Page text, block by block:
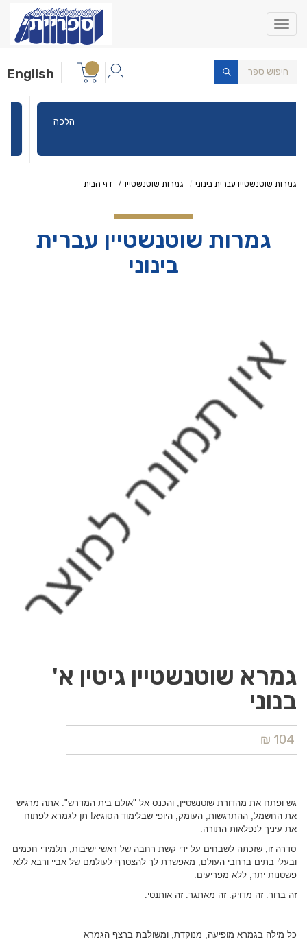
Toggle
navigation
English
הלכה
דף הבית גמרות שוטנשטיין גמרות שוטנשטיין עברית בינוני
גמרות שוטנשטיין עברית
בינוני
גמרא שוטנשטיין גיטין א'
בנוני
104 ₪
גש ופתח את מהדורת שוטנשטיין, והכנס אל "אולם בית המדרש". אתה מרגיש
את החשמל, ההתרגשות, העומק, היופי שבלימוד הסוגיא! תן לגמרא לפתוח
את עיניך לנפלאות התורה.
סדרה זו, שזכתה לשבחים על ידי קשת רחבה של ראשי ישיבות, תלמידי חכמים
ובעלי בתים ברחבי העולם, מאפשרת לך להצטרף לעולמם של אביי ורבא ללא
פשטנות יתר, ללא מפריעים.
זה ברור. זה מדויק. זה מאתגר. זה אותנטי.
כל מילה בגמרא מופיעה, מנוקדת, ומשולבת ברצף הגמרא